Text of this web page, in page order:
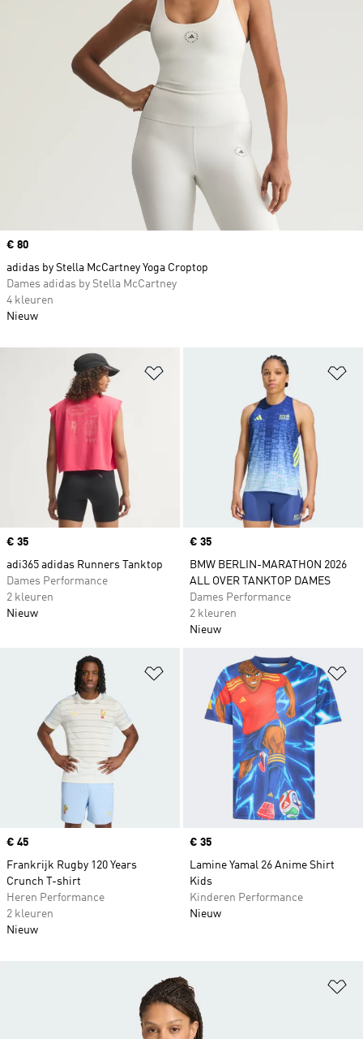
Op verlanglijst zetten
Price
€ 35
adi365 adidas Runners Tanktop
Dames Performance
2 kleuren
Nieuw
Price
€ 35
BMW BERLIN-MARATHON 2026
ALL OVER TANKTOP DAMES
Dames Performance
2 kleuren
Nieuw
Op verlanglijst zetten
Price
€ 45
Frankrijk Rugby 120 Years
Crunch T-shirt
Heren Performance
2 kleuren
Nieuw
Price
€ 35
Lamine Yamal 26 Anime Shirt
Kids
Kinderen Performance
Nieuw
Price
€ 80
adidas by Stella McCartney Yoga Croptop
Dames adidas by Stella McCartney
4 kleuren
Nieuw